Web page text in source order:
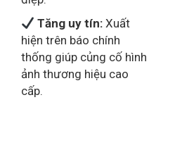
retargeting cookie giúp
đúng người, đúng thông
điệp.
Tăng uy tín:Xuất
hiện trên báo chính
thống giúp củng cố hình